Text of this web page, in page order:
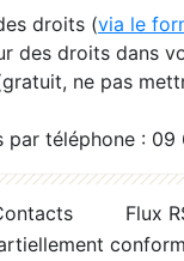
droits (via le
des droits dans
ne pas
par téléphone :
Flux